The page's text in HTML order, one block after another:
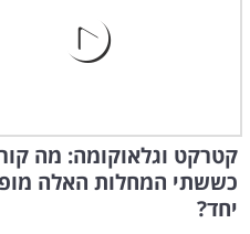
קטרקט וגלאוקומה: מה
כששתי המחלות האלה
יחד?